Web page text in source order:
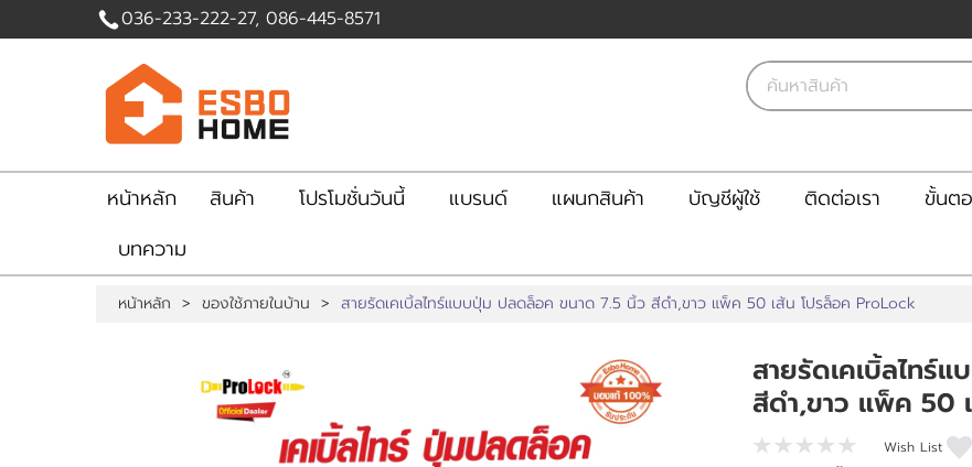
สินค้า
บัญชีผู้ใช้
036-233-222-27, 086-445-8571
หน้าหลัก สินค้า โปรโมชั่นวันนี้ แบรนด์ แผนกสินค้า บัญชีผู้ใช้ ติดต่อเรา ขั้นต
บทความ
หน้าหลัก > ของใช้ภายในบ้าน > สายรัดเคเบิ้ลไทร์แบบปุ่ม ปลดล็อค ขนาด 7.5 นิ้ว สีดำ,ขาว แพ็ค 50 เส้น โปรล็อค ProLock
สายรัดเคเบิ้ลไทร์
สีดำ,ขาว แพ็ค 50
Wish List